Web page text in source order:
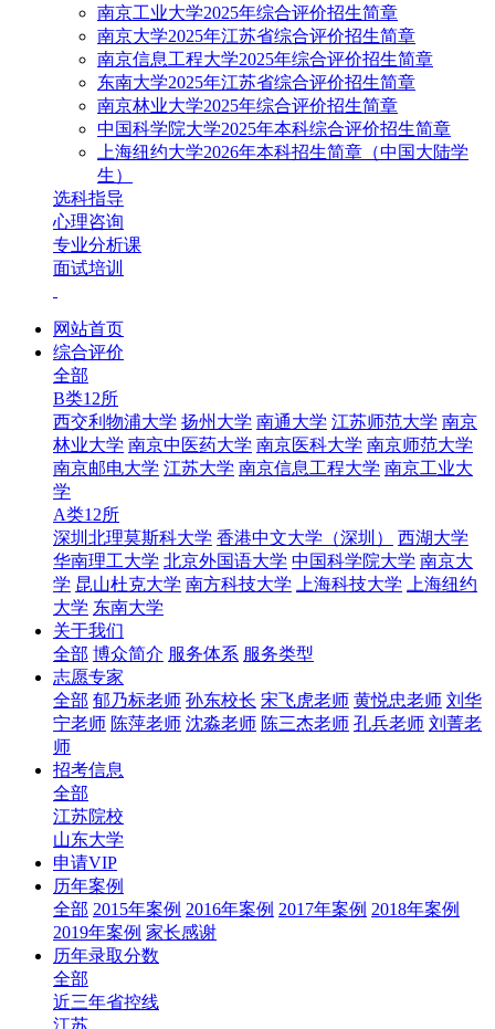
南京工业大学2025年综合评价招生简章
南京大学2025年江苏省综合评价招生简章
南京信息工程大学2025年综合评价招生简章
东南大学2025年江苏省综合评价招生简章
南京林业大学2025年综合评价招生简章
中国科学院大学2025年本科综合评价招生简章
上海纽约大学2026年本科招生简章（中国大陆学
生）
选科指导
心理咨询
专业分析课
面试培训
网站首页
综合评价
全部
B类12所
西交利物浦大学 扬州大学 南通大学 江苏师范大学 南京
林业大学 南京中医药大学 南京医科大学 南京师范大学
南京邮电大学 江苏大学 南京信息工程大学 南京工业大
学
A类12所
深圳北理莫斯科大学 香港中文大学（深圳）
西湖大学
华南理工大学 北京外国语大学 中国科学院大学 南京大
学 昆山杜克大学 南方科技大学 上海科技大学
上海纽约
大学 东南大学
关于我们
全部 博众简介 服务体系 服务类型
志愿专家
全部 郁乃标老师 孙东校长 宋飞虎老师 黄悦忠老师 刘华
宁老师 陈萍老师 沈淼老师 陈三杰老师 孔兵老师 刘菁老
师
招考信息
全部
江苏院校
山东大学
申请VIP
历年案例
全部 2015年案例 2016年案例 2017年案例 2018年案例
2019年案例 家长感谢
历年录取分数
全部
近三年省控线
江苏